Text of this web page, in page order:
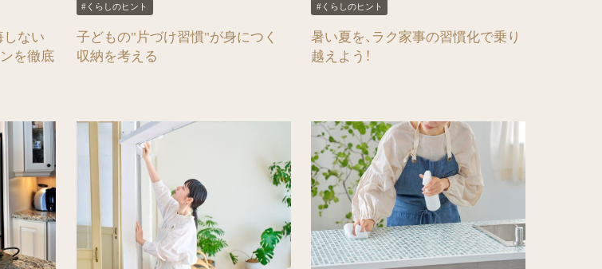
しない
ンを徹底
#くらしのヒント
子どもの"片づけ習慣"が身につく
収納を考える
#くらしのヒント
暑い夏を、ラク家事の習慣化で乗り
越えよう！